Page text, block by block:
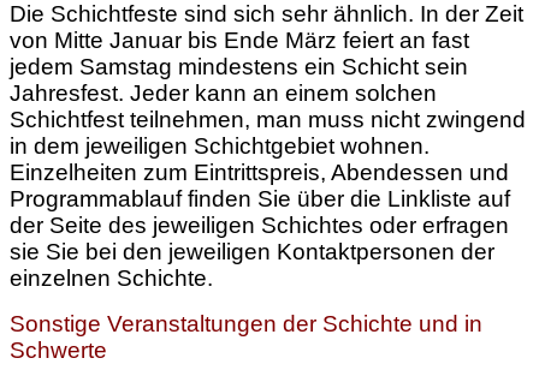
Die Schichtfeste sind sich sehr ähnlich. In der Zeit
von Mitte Januar bis Ende März feiert an fast
jedem Samstag mindestens ein Schicht sein
Jahresfest. Jeder kann an einem solchen
Schichtfest teilnehmen, man muss nicht zwingend
in dem jeweiligen Schichtgebiet wohnen.
Einzelheiten zum Eintrittspreis, Abendessen und
Programmablauf finden Sie über die Linkliste auf
der Seite des jeweiligen Schichtes oder erfragen
sie Sie bei den jeweiligen Kontaktpersonen der
einzelnen Schichte.
Sonstige Veranstaltungen der Schichte und in
Schwerte